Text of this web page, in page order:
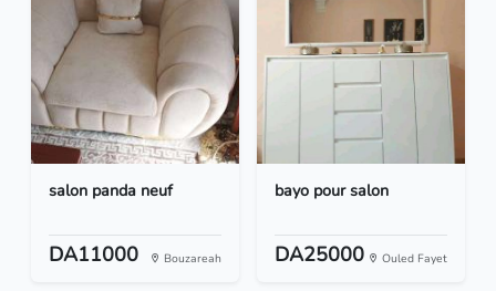
salon panda neuf
DA11000 Bouzareah
bayo pour salon
DA25000 Ouled Fayet